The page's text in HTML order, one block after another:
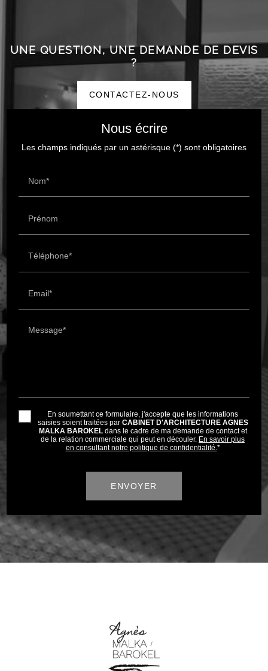
UNE QUESTION, UNE DEMANDE DE DEVIS
?
CONTACTEZ-NOUS
Nous écrire
Les champs indiqués par un astérisque (*) sont obligatoires
Nom*
Prénom
Téléphone*
Email*
Message*
En soumettant ce formulaire, j'accepte que les informations
saisies soient traitées par CABINET D'ARCHITECTURE AGNES
MALKA BAROKELdans le cadre de ma demande de contact et
de la relation commerciale qui peut en découler. En savoir plus
en consultant notre politique de confidentialité.*